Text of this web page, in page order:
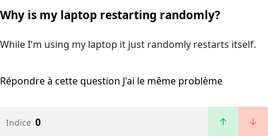
Why is my laptop restarting randomly?
While I'm using my laptop it just randomly restarts itself.
Répondre à cette question J'ai le même problème
Indice 0